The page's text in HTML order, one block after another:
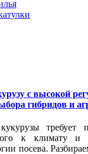
с высокой
гибридов и
требует
к климату и
посева.